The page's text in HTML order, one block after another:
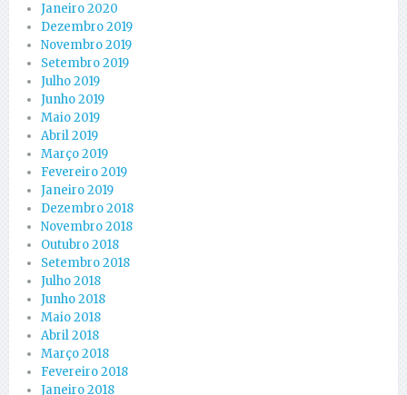
Janeiro 2020
Dezembro 2019
Novembro 2019
Setembro 2019
Julho 2019
Junho 2019
Maio 2019
Abril 2019
Março 2019
Fevereiro 2019
Janeiro 2019
Dezembro 2018
Novembro 2018
Outubro 2018
Setembro 2018
Julho 2018
Junho 2018
Maio 2018
Abril 2018
Março 2018
Fevereiro 2018
Janeiro 2018